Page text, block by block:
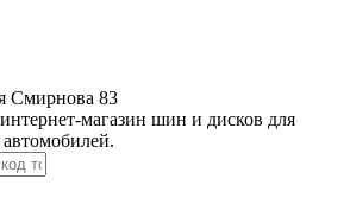
Смирнова 83
магазин шин и дисков для